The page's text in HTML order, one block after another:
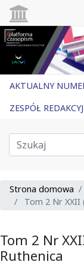
AKTUALNY
ZESPÓŁ
Strona domowa
Tom 2 Nr XXII
Tom 2 Nr
Ruthenica